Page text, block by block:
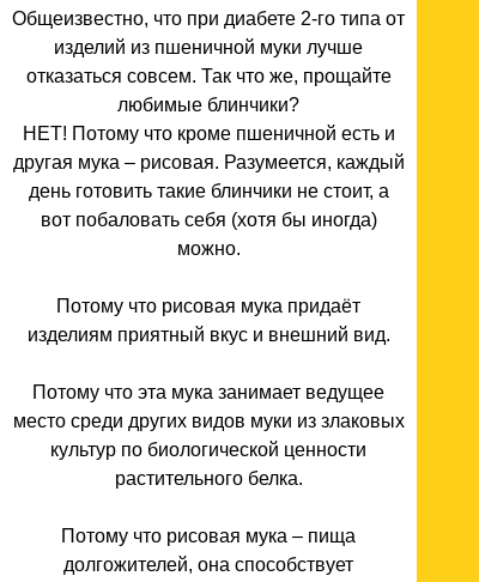
Общеизвестно, что при диабете 2-го типа от
изделий из пшеничной муки лучше
отказаться совсем. Так что же, прощайте
любимые блинчики?
НЕТ! Потому что кроме пшеничной есть и
другая мука – рисовая. Разумеется, каждый
день готовить такие блинчики не стоит, а
вот побаловать себя (хотя бы иногда)
можно.
Потому что рисовая мука придаёт
изделиям приятный вкус и внешний вид.
Потому что эта мука занимает ведущее
место среди других видов муки из злаковых
культур по биологической ценности
растительного белка.
Потому что рисовая мука – пища
долгожителей, она способствует